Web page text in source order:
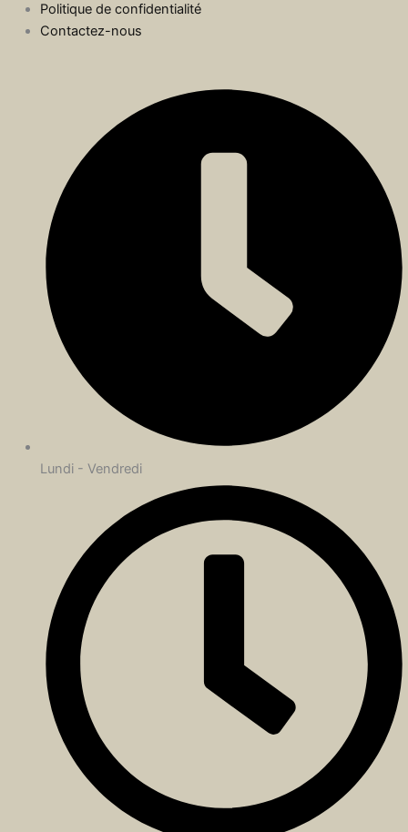
Politique de confidentialité
Contactez-nous
Lundi - Vendredi